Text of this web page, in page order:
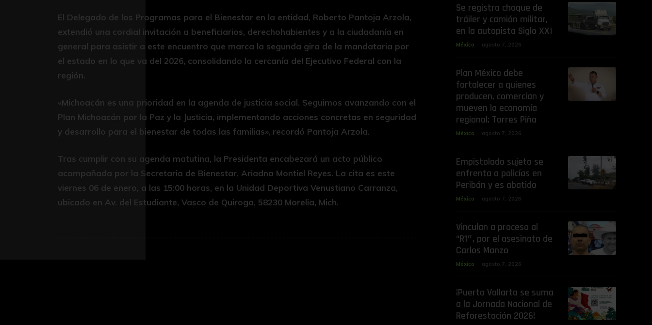
El Delegado de los Programas para el Bienestar en la entidad, Roberto Pantoja Arzola,
extendió una cordial invitación a beneficiarios, derechohabientes y a la ciudadanía en
general para asistir a este encuentro que marca la segunda gira de la mandataria por
el estado en lo que va del 2026, consolidando la cercanía del Ejecutivo Federal con la
región.
«Michoacán es una prioridad en la agenda de justicia social. Seguimos avanzando con el
Plan Michoacán por la Paz y la Justicia, implementando acciones concretas en seguridad
y desarrollo para el bienestar de todas las familias», recordó Pantoja Arzola.
Tras cumplir con su agenda matutina, la Presidenta encabezará un acto público
acompañada por la Secretaria de Bienestar, Ariadna Montiel Reyes. La cita es este
viernes 06 de enero, a las 15:00 horas, en la Unidad Deportiva Venustiano Carranza,
ubicado en Av. del Estudiante, Vasco de Quiroga, 58230 Morelia, Mich.
Se registra choque de
tráiler y camión militar,
en la autopista Siglo XXI
México agosto 7, 2026
Plan México debe
fortalecer a quienes
producen, comercian y
mueven la economía
regional: Torres Piña
México agosto 7, 2026
Empistolado sujeto se
enfrenta a policías en
Peribán y es abatido
México agosto 7, 2026
Vinculan a proceso al
“R1″, por el asesinato de
Carlos Manzo
México agosto 7, 2026
¡Puerto Vallarta se suma
a la Jornada Nacional de
Reforestación 2026!